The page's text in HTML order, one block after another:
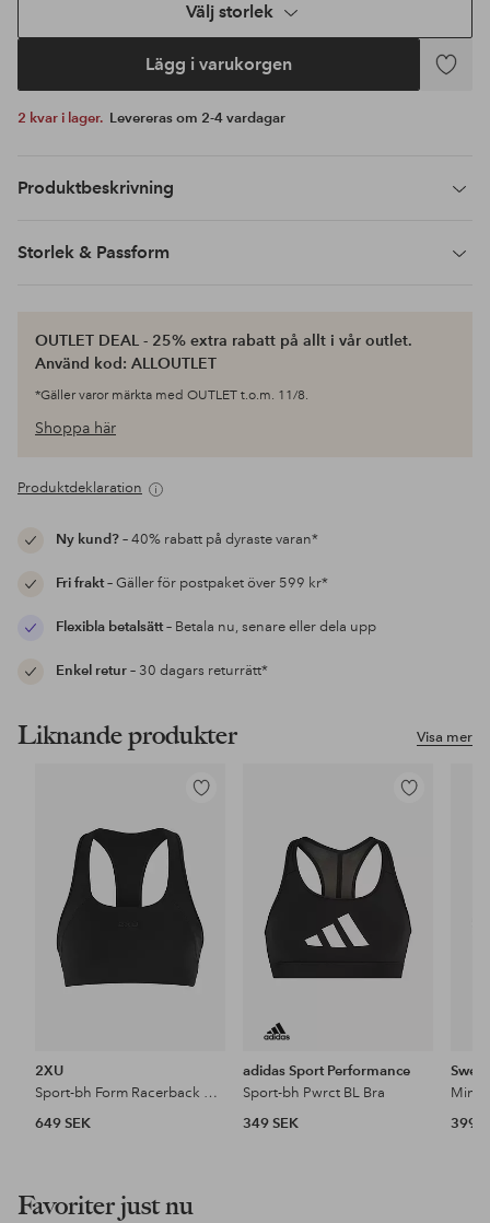
Välj storlek
Lägg i varukorgen
Lägg
2 kvar i lager. Levereras om 2-4 vardagar
Produktbeskrivning
Storlek & Passform
OUTLET DEAL - 25% extra rabatt på allt i vår outlet.
Använd kod: ALLOUTLET
*Gäller varor märkta med OUTLET t.o.m. 11/8.
Shoppa här
Produktdeklaration
Ny kund?– 40% rabatt på dyraste varan*
Fri frakt– Gäller för postpaket över 599 kr*
Flexibla betalsätt– Betala nu, senare eller dela upp
Enkel retur– 30 dagars returrätt*
Visa mer
Liknande produkter
Lägg
2XU
Sport-bh Form Racerback Medium Impact Bra
649 SEK
Lägg
favoriter
adidas Sport Performance
Sport-bh Pwrct BL Bra
349 SEK
399
Favoriter just nu